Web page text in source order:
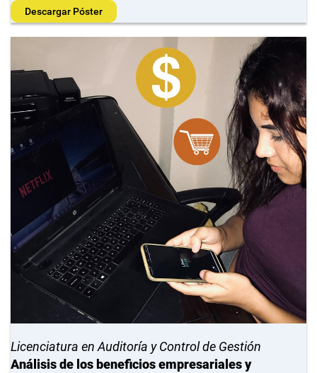
Descargar Póster
Licenciatura en Auditoría y Control de Gestión
Análisis de los beneficios empresariales y